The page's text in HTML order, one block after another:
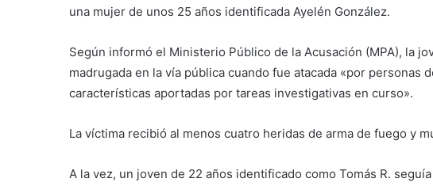
una mujer de unos 25 años identificada Ayelén González.
Según informó el Ministerio Público de la Acusación (MPA), la
madrugada en la vía pública cuando fue atacada «por personas
características aportadas por tareas investigativas en curso».
La víctima recibió al menos cuatro heridas de arma de fuego y
A la vez, un joven de 22 años identificado como Tomás R.